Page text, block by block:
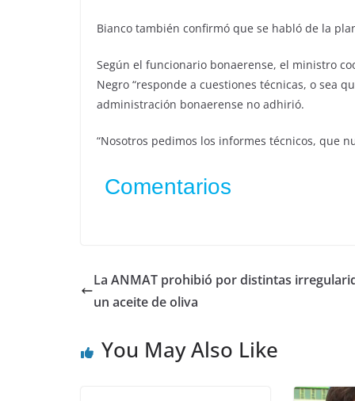
Bianco también confirmó que se habló de la
Según el funcionario bonaerense, el ministro
Negro “responde a cuestiones técnicas, o sea
administración bonaerense no adhirió.
“Nosotros pedimos los informes técnicos, que
Comentarios
La ANMAT prohibió por distintas
un aceite de oliva
You May Also Like